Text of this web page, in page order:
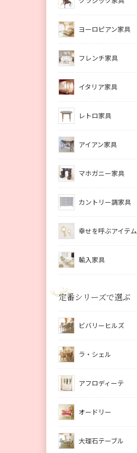
ヨーロピアン家具
フレンチ家具
イタリア家具
レトロ家具
アイアン家具
マホガニー家具
カントリー調家具
幸せを呼ぶアイテム
輸入家具
定番シリーズで選ぶ
ビバリーヒルズ
ラ・シェル
アフロディーテ
オードリー
大理石テーブル